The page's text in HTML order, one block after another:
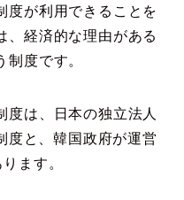
度が利用できることを
、経済的な理由がある
度です。
度は、日本の独立法人
度と、韓国政府が運営
ます。